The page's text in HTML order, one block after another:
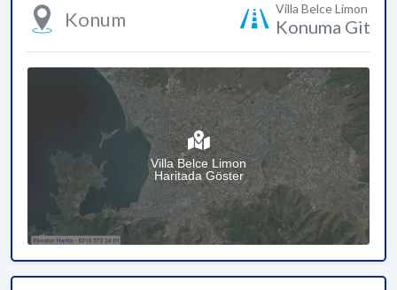
Konum Villa Belce Limon
Konuma Git
Villa Belce Limon
Haritada Göster